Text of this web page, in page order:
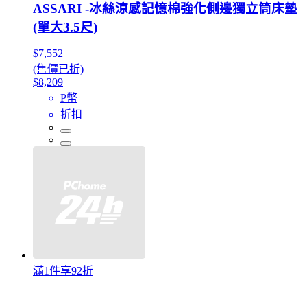
ASSARI -冰絲涼感記憶棉強化側邊獨立筒床墊
(單大3.5尺)
$7,552
(售價已折)
$8,209
P幣
折扣
滿1件享92折